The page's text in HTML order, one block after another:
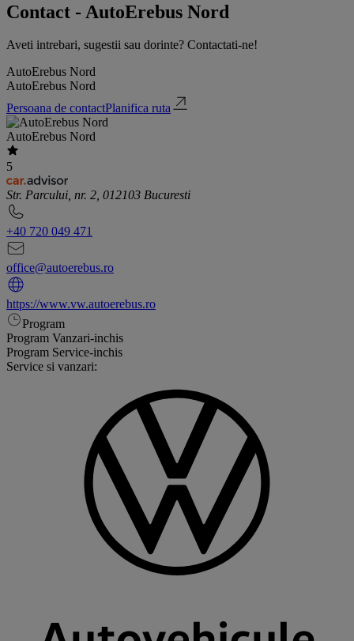
Contact - AutoErebus Nord
Aveti intrebari, sugestii sau dorinte? Contactati-ne!
AutoErebus Nord
AutoErebus Nord
Persoana de contactPlanifica ruta
AutoErebus Nord
5
Str. Parcului, nr. 2, 012103 Bucuresti
+40 720 049 471
office@autoerebus.ro
https://www.vw.autoerebus.ro
Program
Program Vanzari-inchis
Program Service-inchis
Service si vanzari: